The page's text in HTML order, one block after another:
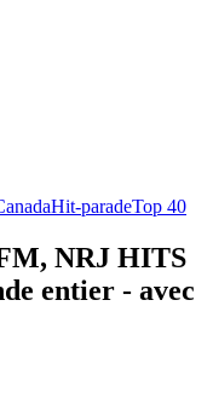
Hit-paradeTop 40
NRJ HITS
entier - avec